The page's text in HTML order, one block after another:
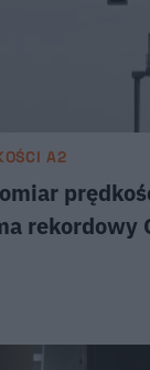
A2
rekordowy